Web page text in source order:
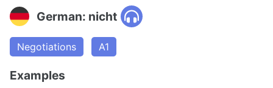
German: nicht
Negotiations A1
Examples